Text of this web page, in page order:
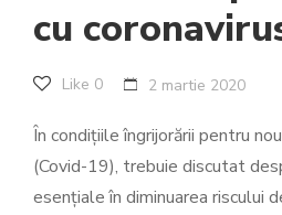
cu
Like 0 2 martie 2020
În condițiile îngrijorării pentru
(Covid-19), trebuie discutat
esențiale în diminuarea riscului